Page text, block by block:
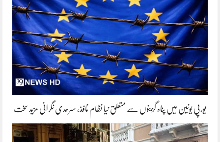
یورپی یونین میں پناہ گزینوں سے متعلق نیا نظام نافذ، سرحدی نگرانی مزید سخت